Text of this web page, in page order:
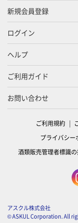
新規会員登録
ログイン
ヘルプ
ご利用ガイド
お問い合わせ
ご利用規約
プライバシー
酒類販売管理者標識
アスクル株式会社
© ASKUL Corporation. All